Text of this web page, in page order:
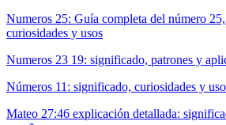
Numeros 25: Guía completa del número
curiosidades y usos
Numeros 23 19: significado, patrones y
Números 11: significado, curiosidades y
Mateo 27:46 explicación detallada: